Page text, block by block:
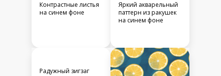
Контрастные листья
на синем фоне
Яркий акварельный
паттерн из ракушек
на синем фоне
Радужный зигзаг